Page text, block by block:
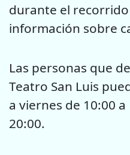
durante el
información sobre
Las personas que
Teatro San Luis
a viernes de 10:00 a
20:00.